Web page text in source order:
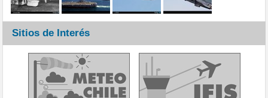
Sitios de Interés